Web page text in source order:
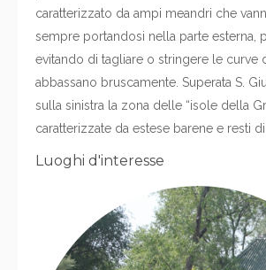
caratterizzato da ampi meandri che
sempre portandosi nella parte esterna,
evitando di tagliare o stringere le curve
abbassano bruscamente. Superata S.
sulla sinistra la zona delle “isole della
caratterizzate da estese barene e resti
Luoghi d'interesse